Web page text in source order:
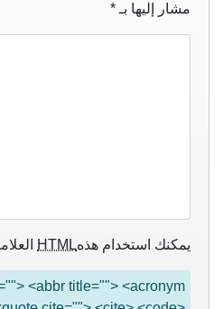
مشار إليها بـ *
يمكنك استخدام هذهHTML
<abbr title=""> <acronym